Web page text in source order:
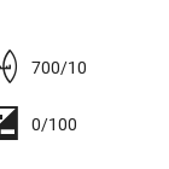
700/10
0/100